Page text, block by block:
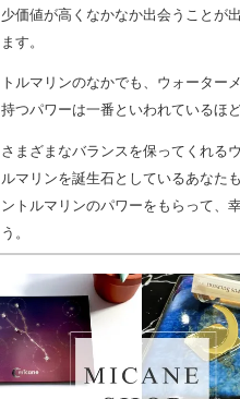
少価値が高くなかなか出会うことが
ます。
トルマリンのなかでも、ウォーター
持つパワーは一番といわれているほど
さまざまなバランスを保ってくれる
ルマリンを誕生石としているあなた
ントルマリンのパワーをもらって、
う。